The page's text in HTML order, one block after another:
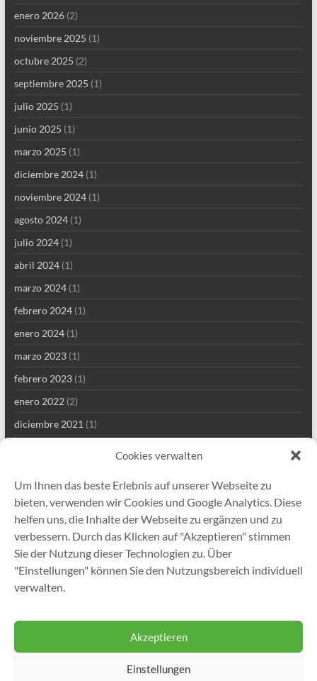
Cookies verwalten
Um Ihnen das beste Erlebnis auf unserer Webseite zu
bieten, verwenden wir Cookies und Google Analytics. Diese
helfen uns, die Inhalte der Webseite zu ergänzen und zu
verbessern. Durch das Klicken auf "Akzeptieren" stimmen
Sie der Nutzung dieser Technologien zu. Über
"Einstellungen" können Sie den Nutzungsbereich individuell
verwalten.
Akzeptieren
Einstellungen
enero 2026(2)
noviembre 2025 (1)
octubre 2025 (2)
septiembre 2025 (1)
julio 2025 (1)
junio 2025 (1)
marzo 2025 (1)
diciembre 2024(1)
noviembre 2024(1)
agosto 2024(1)
julio 2024(1)
abril 2024(1)
marzo 2024(1)
febrero 2024(1)
enero 2024(1)
marzo 2023(1)
febrero 2023(1)
enero 2022(2)
diciembre 2021 (1)
julio 2021(1)
junio 2021
(1)
mayo 2021(8)
abril 2021(2)
enero 2021
Gutekunst Formfedern GmbH